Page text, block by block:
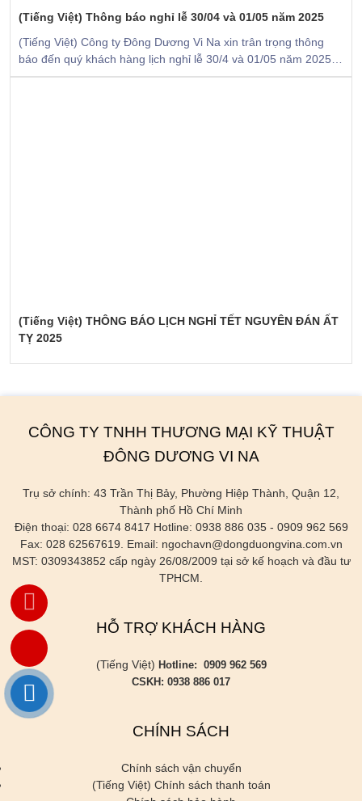
(Tiếng Việt) Thông báo nghỉ lễ 30/04 và 01/05 năm 2025
(Tiếng Việt) Công ty Đông Dương Vi Na xin trân trọng thông
báo đến quý khách hàng lịch nghỉ lễ 30/4 và 01/05 năm 2025
như sau:
(Tiếng Việt) THÔNG BÁO LỊCH NGHỈ TẾT NGUYÊN ĐÁN ẤT
TỴ 2025
CÔNG TY TNHH THƯƠNG MẠI KỸ THUẬT
ĐÔNG DƯƠNG VI NA
Trụ sở chính: 43 Trần Thị Bảy, Phường Hiệp Thành, Quận 12,
Thành phố Hồ Chí Minh
Điện thoại: 028 6674 8417 Hotline: 0938 886 035 - 0909 962 569
Fax: 028 62567619. Email: ngochavn@dongduongvina.com.vn
MST: 0309343852 cấp ngày 26/08/2009 tại sở kế hoạch và đầu tư
TPHCM.
HỖ TRỢ KHÁCH HÀNG
(Tiếng Việt) Hotline: 0909 962 569
CSKH: 0938 886 017
CHÍNH SÁCH
Chính sách vận chuyển
(Tiếng Việt) Chính sách thanh toán